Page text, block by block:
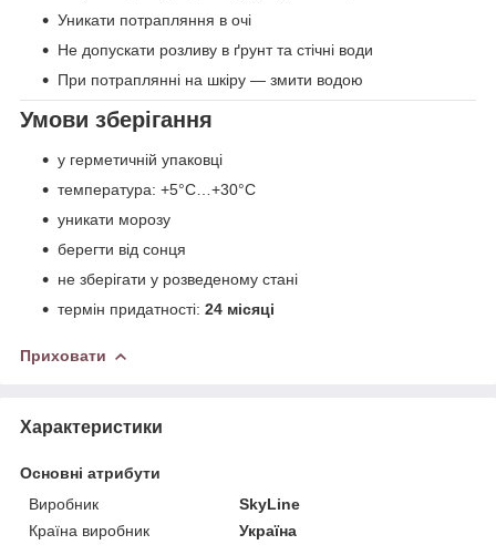
Уникати потрапляння в очі
Не допускати розливу в ґрунт та стічні води
При потраплянні на шкіру — змити водою
Умови зберігання
у герметичній упаковці
температура: +5°C…+30°C
уникати морозу
берегти від сонця
не зберігати у розведеному стані
термін придатності: 24 місяці
Приховати
Характеристики
Основні атрибути
Виробник
SkyLine
Країна виробник
Україна